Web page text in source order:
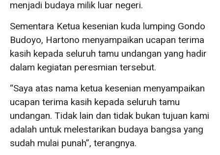
menjadi budaya milik luar negeri.
Sementara Ketua kesenian kuda lumping Gondo
Budoyo, Hartono menyampaikan ucapan terima
kasih kepada seluruh tamu undangan yang hadir
dalam kegiatan peresmian tersebut.
“Saya atas nama ketua kesenian menyampaikan
ucapan terima kasih kepada seluruh tamu
undangan. Tidak lain dan tidak bukan tujuan kami
adalah untuk melestarikan budaya bangsa yang
sudah mulai punah”, terangnya.